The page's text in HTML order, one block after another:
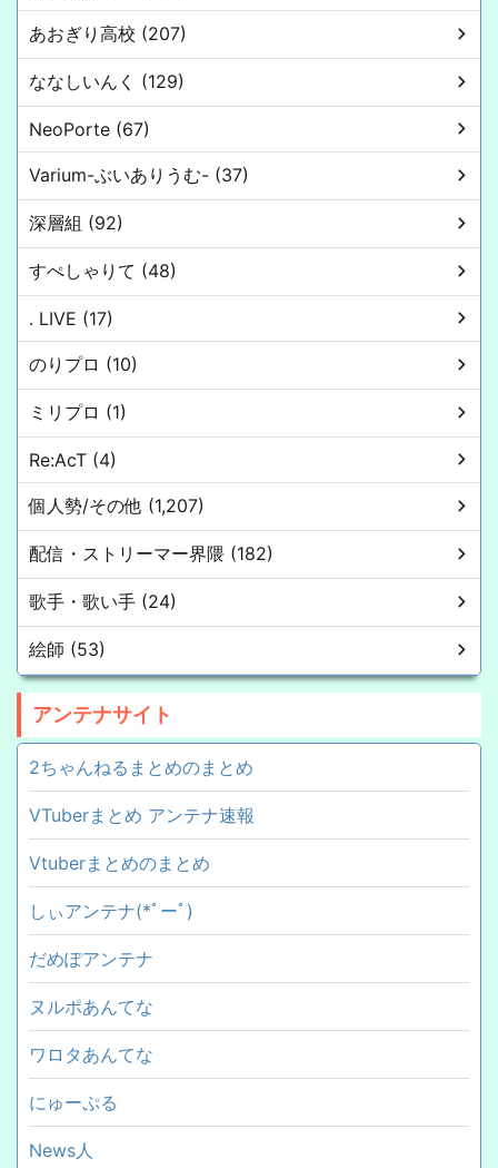
あおぎり高校 (207)
ななしいんく (129)
NeoPorte (67)
Varium-ぶいありうむ- (37)
深層組 (92)
すぺしゃりて (48)
. LIVE (17)
のりプロ (10)
ミリプロ (1)
Re:AcT (4)
個人勢/その他 (1,207)
配信・ストリーマー界隈 (182)
歌手・歌い手 (24)
絵師 (53)
アンテナサイト
2ちゃんねるまとめのまとめ
VTuberまとめ アンテナ速報
Vtuberまとめのまとめ
しぃアンテナ(*ﾟーﾟ)
だめぽアンテナ
ヌルポあんてな
ワロタあんてな
にゅーぷる
News人